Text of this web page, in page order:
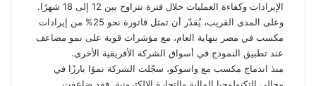
الإيرادات وكفاءة العمليات خلال فترة تتراوح بين 12 إلى 18 شهرًا.
وعلى المدى القريب، يُقدّر أن تمثل فاتورة نحو 25% من إيرادات
مكسب في مصر بنهاية العام، مع مؤشرات قوية على نمو مضاعف
عند تطبيق النموذج في أسواق الشركة الأفريقية الأخرى.
منذ اندماج مكسب مع واسوکو، سجّلت الشركة نموًا بارزًا في